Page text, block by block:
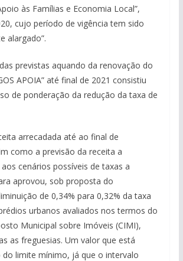
às Famílias e Economia Local”,
cujo período de vigência tem sido
alargado”.
previstas aquando da renovação do
APOIA” até final de 2021 consistiu
de ponderação da redução da taxa de
arrecadada até ao final de
como a previsão da receita a
cenários possíveis de taxas a
aprovou, sob proposta do
de 0,34% para 0,32% da taxa
urbanos avaliados nos termos do
Municipal sobre Imóveis (CIMI),
as freguesias. Um valor que está
limite mínimo, já que o intervalo